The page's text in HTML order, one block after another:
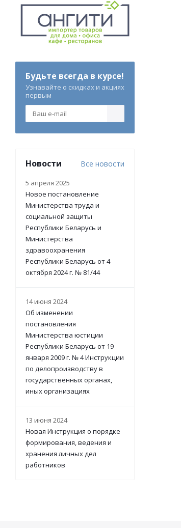
Будьте всегда в курсе!
Узнавайте о скидках и акциях
первым
Новости Все новости
5 апреля 2025
Новое постановление
Министерства труда и
социальной защиты
Республики Беларусь и
Министерства
здравоохранения
Республики Беларусь от 4
октября 2024 г. № 81/44
14 июня 2024
Об изменении
постановления
Министерства юстиции
Республики Беларусь от 19
января 2009 г. № 4 Инструкции
по делопроизводству в
государственных органах,
иных организациях
13 июня 2024
Новая Инструкция о порядке
формирования, ведения и
хранения личных дел
работников